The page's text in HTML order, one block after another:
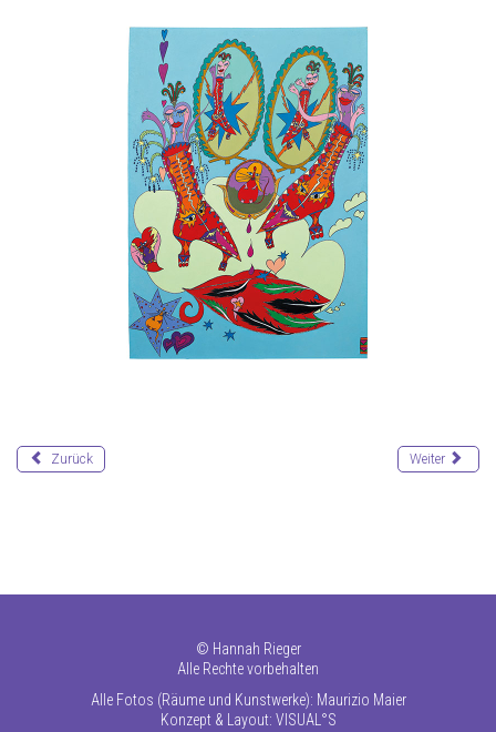
Zurück Weiter
© Hannah Rieger
Alle Rechte vorbehalten
Alle Fotos (Räume und Kunstwerke): Maurizio Maier
Konzept & Layout: VISUAL°S